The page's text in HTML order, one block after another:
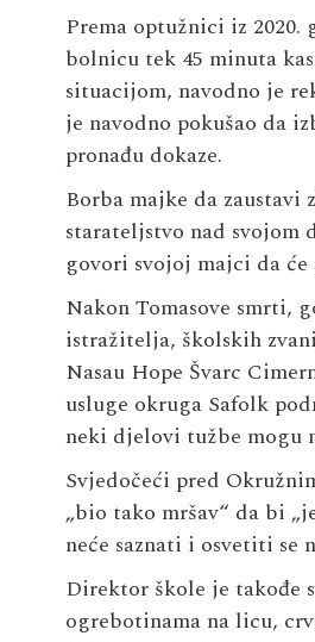
Prema optužnici iz
bolnicu tek 45 minuta
situacijom, navodno je
je navodno pokušao da
pronađu dokaze.
Borba majke da zaustavi
starateljstvo nad svojom
govori svojoj majci da
Nakon Tomasove smrti,
istražitelja, školskih
Nasau Hope Švarc
usluge okruga Safolk
neki djelovi tužbe mogu
Svjedočeći pred
„bio tako mršav“ da bi
neće saznati i osvetiti se
Direktor škole je takođe
ogrebotinama na licu,